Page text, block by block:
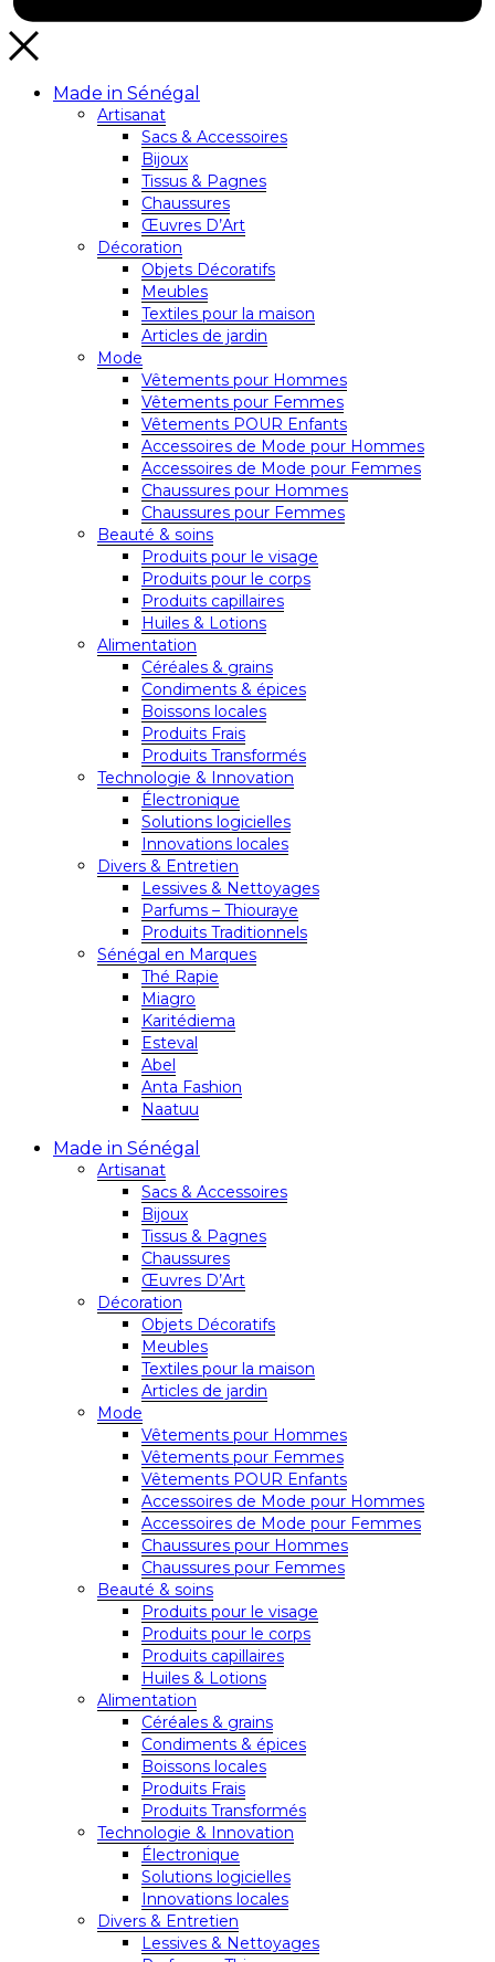
Made in Sénégal
Artisanat
Sacs & Accessoires
Bijoux
Tissus & Pagnes
Chaussures
Œuvres D’Art
Décoration
Objets Décoratifs
Meubles
Textiles pour la maison
Articles de jardin
Mode
Vêtements pour Hommes
Vêtements pour Femmes
Vêtements POUR Enfants
Accessoires de Mode pour Hommes
Accessoires de Mode pour Femmes
Chaussures pour Hommes
Chaussures pour Femmes
Beauté & soins
Produits pour le visage
Produits pour le corps
Produits capillaires
Huiles & Lotions
Alimentation
Céréales & grains
Condiments & épices
Boissons locales
Produits Frais
Produits Transformés
Technologie & Innovation
Électronique
Solutions logicielles
Innovations locales
Divers & Entretien
Lessives & Nettoyages
Parfums – Thiouraye
Produits Traditionnels
Sénégal en Marques
Thé Rapie
Miagro
Karitédiema
Esteval
Abel
Anta Fashion
Naatuu
Made in Sénégal
Artisanat
Sacs & Accessoires
Bijoux
Tissus & Pagnes
Chaussures
Œuvres D’Art
Décoration
Objets Décoratifs
Meubles
Textiles pour la maison
Articles de jardin
Mode
Vêtements pour Hommes
Vêtements pour Femmes
Vêtements POUR Enfants
Accessoires de Mode pour Hommes
Accessoires de Mode pour Femmes
Chaussures pour Hommes
Chaussures pour Femmes
Beauté & soins
Produits pour le visage
Produits pour le corps
Produits capillaires
Huiles & Lotions
Alimentation
Céréales & grains
Condiments & épices
Boissons locales
Produits Frais
Produits Transformés
Technologie & Innovation
Électronique
Solutions logicielles
Innovations locales
Divers & Entretien
Lessives & Nettoyages